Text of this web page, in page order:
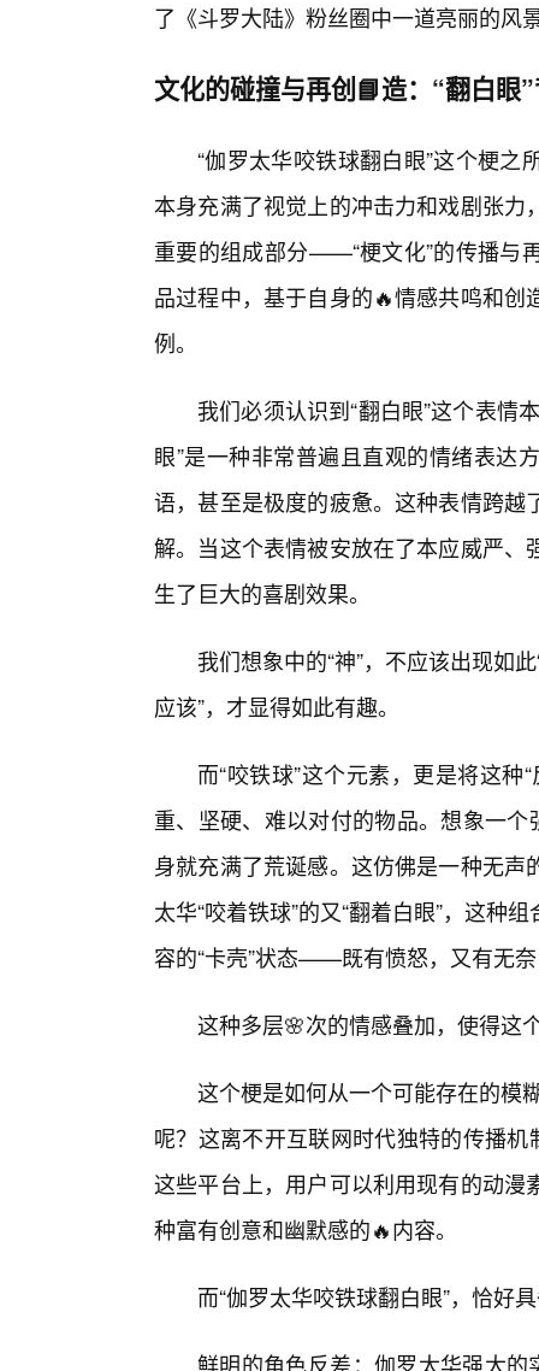
了《斗罗大陆》粉丝圈中一道亮丽的风
文化的碰撞与再创📘造：“翻白眼
“伽罗太华咬铁球翻白眼”这个梗
本身充满了视觉上的冲击力和戏剧张
重要的组成部分——“梗文化”的传播与
品过程中，基于自身的🔥情感共鸣和
例。
我们必须认识到“翻白眼”这个表情
眼”是一种非常普遍且直观的情绪表达
语，甚至是极度的疲惫。这种表情跨
解。当这个表情被安放在了本应威严
生了巨大的喜剧效果。
我们想象中的“神”，不应该出现如
应该”，才显得如此有趣。
而“咬铁球”这个元素，更是将这
重、坚硬、难以对付的物品。想象一
身就充满了荒诞感。这仿佛是一种无
太华“咬着铁球”的又“翻着白眼”，这种
容的“卡壳”状态——既有愤怒，又有无
这种多层🌸次的情感叠加，使得这
这个梗是如何从一个可能存在的模
呢？这离不开互联网时代独特的传播
这些平台上，用户可以利用现有的动
种富有创意和幽默感的🔥内容。
而“伽罗太华咬铁球翻白眼”，恰好
鲜明的角色反差：伽罗太华强大的